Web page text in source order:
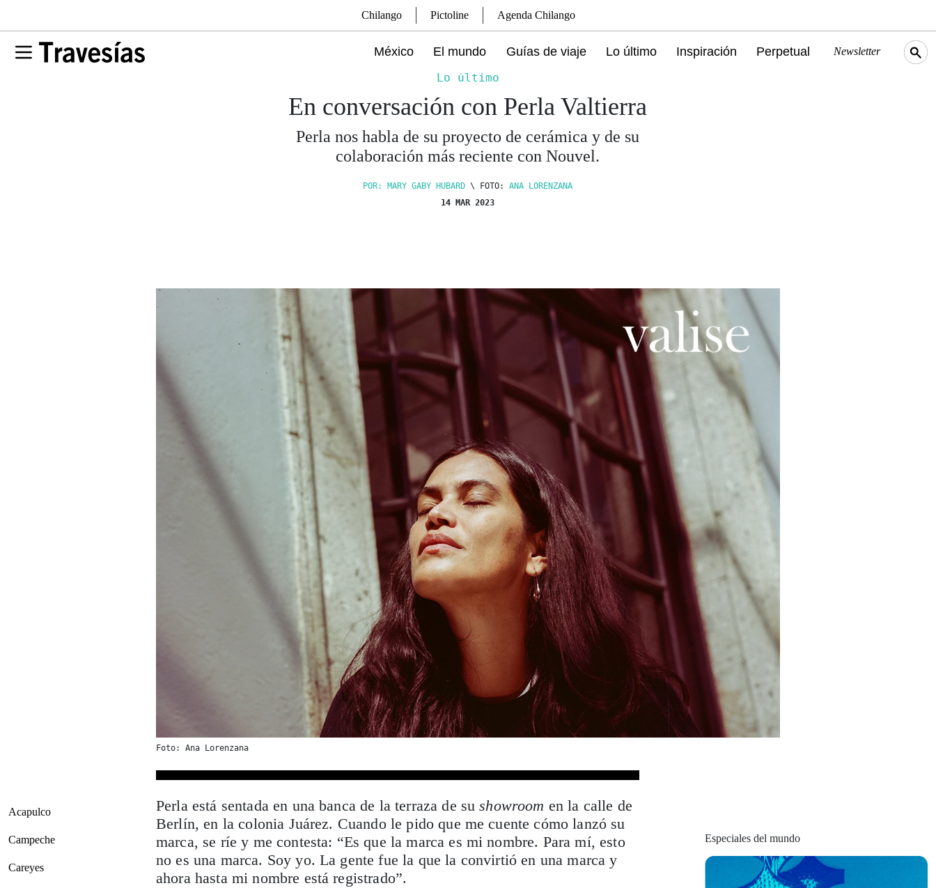
Chilango Pictoline Agenda Chilango
México El mundo Guías de viaje Lo último Inspiración Perpetual Newsletter
Lo último
En conversación con Perla Valtierra
Perla nos habla de su proyecto de cerámica y de su
colaboración más reciente con Nouvel.
POR: MARY GABY HUBARD \ FOTO:ANA LORENZANA
14 MAR 2023
Foto: Ana Lorenzana
Acapulco
Campeche
Careyes
Perla está sentada en una banca de la terraza de sushowroom en la calle de
Berlín, en la colonia Juárez. Cuando le pido que me cuente cómo lanzó su
marca, se ríe y me contesta: “Es que la marca es mi nombre. Para mí, esto
no es una marca. Soy yo. La gente fue la que la convirtió en una marca y
ahora hasta mi nombre está registrado”.
Especiales del mundo